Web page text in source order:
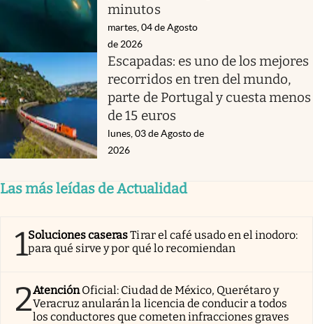
minutos
martes, 04 de Agosto
de 2026
Escapadas: es uno de los mejores
recorridos en tren del mundo,
parte de Portugal y cuesta menos
de 15 euros
lunes, 03 de Agosto de
2026
Las más leídas de Actualidad
1Soluciones caserasTirar el café usado en el inodoro:
para qué sirve y por qué lo recomiendan
2AtenciónOficial: Ciudad de México, Querétaro y
Veracruz anularán la licencia de conducir a todos
los conductores que cometen infracciones graves